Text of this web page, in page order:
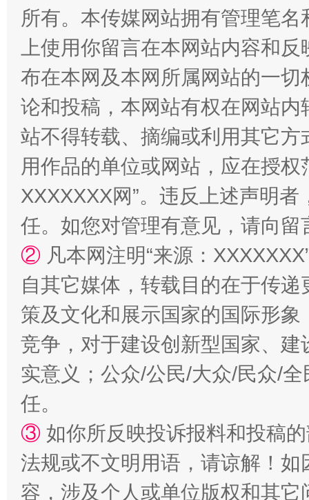
国家大学科技园优化重塑工作
扯下公款旅游的“隐身衣” 如何以
所有。本传媒网站拥有管理笔
上使用你留言在本网站内容和
布在本网及本网所属网站的一
论和投稿，本网站有权在网站
站不得转载、摘编或利用其它
用作品的单位或网站，应在授
XXXXXXX网”。违反上述声明
任。如您对管理有意见，请向
② 凡本网注明“来源：
自其它媒体，转载目的在于传
策及文化和展示国家的国际形
竞争，对于建设创新型国家、
实意义；公众/公民/大众/民众/
任。
③ 如你所反映投诉报料和投稿
法规或不文明用语，请谅解！
容，涉及个人或单位版权和其它